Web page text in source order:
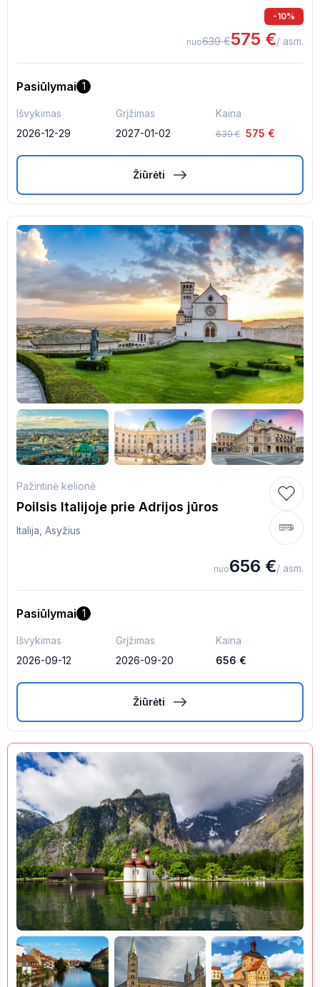
-10%
nuo639 €575 €/ asm.
Pasiūlymai 1
Išvykimas Grįžimas
Kaina
2026-12-29
2027-01-02 639 € 575 €
Žiūrėti
Pažintinė kelionė
Poilsis Italijoje prie Adrijos jūros
Italija, Asyžius
nuo656 €/ asm.
Pasiūlymai 1
Išvykimas Grįžimas
Kaina
2026-09-12
2026-09-20 656 €
Žiūrėti